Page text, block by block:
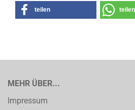
teilen teilen
MEHR ÜBER...
Impressum